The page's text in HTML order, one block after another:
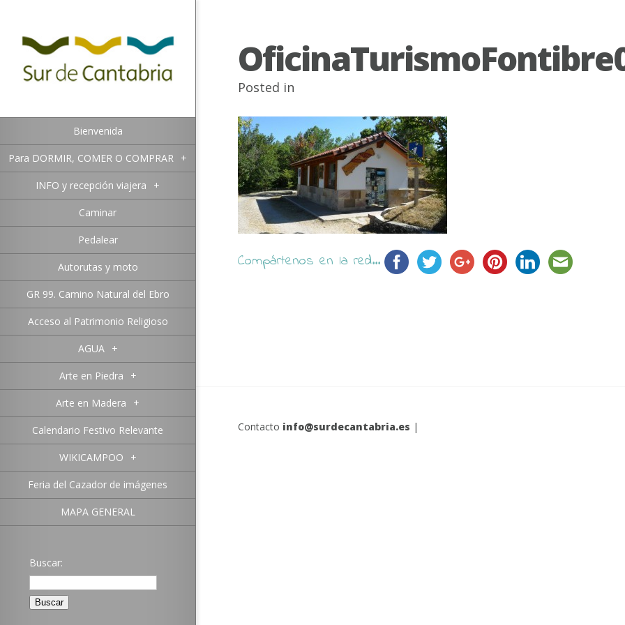
Bienvenida
Para DORMIR, COMER O COMPRAR +
INFO y recepción viajera +
Caminar
Pedalear
Autorutas y moto
GR 99. Camino Natural del Ebro
Acceso al Patrimonio Religioso
AGUA +
Arte en Piedra +
Arte en Madera +
Calendario Festivo Relevante
WIKICAMPOO +
Feria del Cazador de imágenes
MAPA GENERAL
Buscar:
Posted in
Compártenos en la red...
Contacto info@surdecantabria.es |